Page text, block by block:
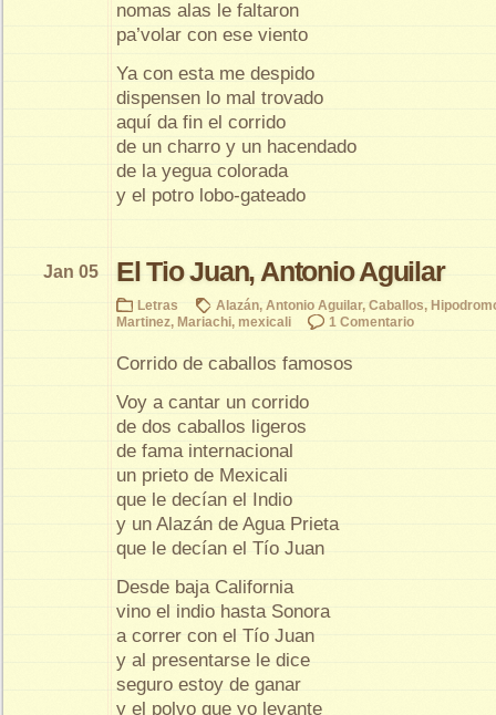
nomas alas le faltaron
pa’volar con ese viento
Ya con esta me despido
dispensen lo mal trovado
aquí da fin el corrido
de un charro y un hacendado
de la yegua colorada
y el potro lobo-gateado
El Tio Juan, Antonio Aguilar
Jan 05
Letras Alazán, Antonio Aguilar, Caballos,
Martinez, Mariachi, mexicali 1 Comentario
Corrido de caballos famosos
Voy a cantar un corrido
de dos caballos ligeros
de fama internacional
un prieto de Mexicali
que le decían el Indio
y un Alazán de Agua Prieta
que le decían el Tío Juan
Desde baja California
vino el indio hasta Sonora
a correr con el Tío Juan
y al presentarse le dice
seguro estoy de ganar
y el polvo que yo levante